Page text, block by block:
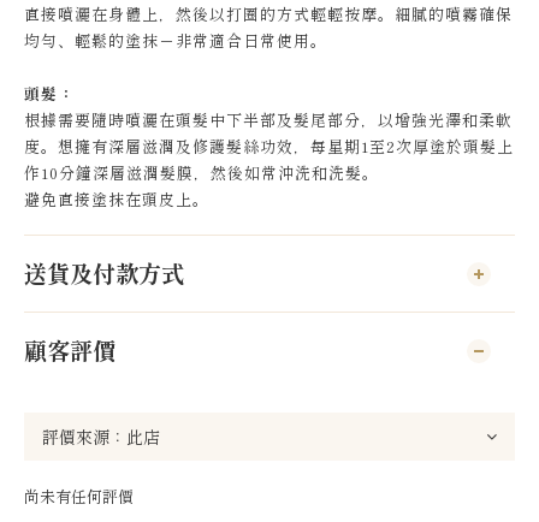
直接噴灑在身體上，然後以打圈的方式輕輕按摩。細膩的噴霧確保
均勻、輕鬆的塗抹－非常適合日常使用。
頭髮：
根據需要隨時噴灑在頭髮中下半部及髮尾部分，以增強光澤和柔軟
度。想擁有深層滋潤及修護髮絲功效，每星期1至2次厚塗於頭髮上
作10分鐘深層滋潤髮膜，然後如常沖洗和洗髮。
避免直接塗抹在頭皮上。
送貨及付款方式
顧客評價
尚未有任何評價